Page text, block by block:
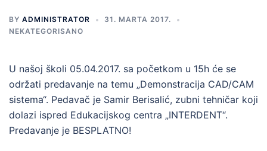
BY ADMINISTRATOR
31. MARTA 2017.
NEKATEGORISANO
U našoj školi 05.04.2017. sa početkom u 15h će se
održati predavanje na temu „Demonstracija CAD/CAM
sistema“. Pedavač je Samir Berisalić, zubni tehničar koji
dolazi ispred Edukacijskog centra „INTERDENT“.
Predavanje je BESPLATNO!